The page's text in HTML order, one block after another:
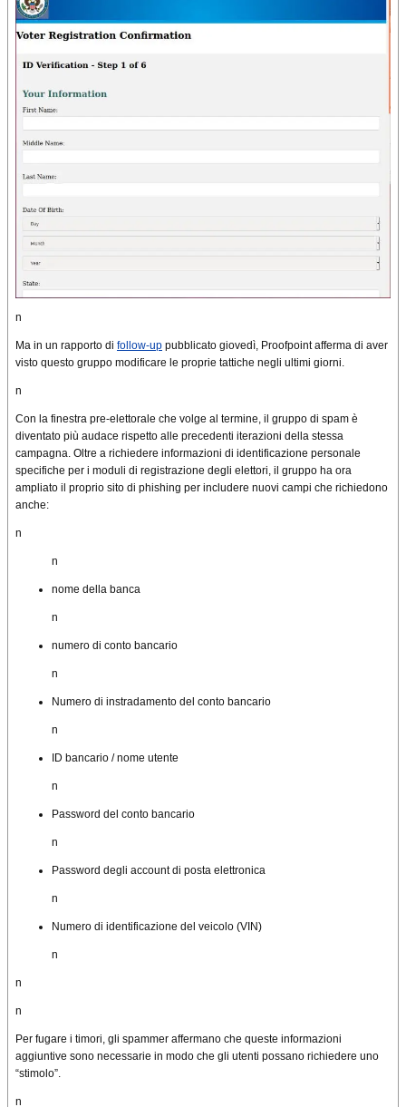
n
Ma in un rapporto di follow-up pubblicato giovedì, Proofpoint afferma di aver
visto questo gruppo modificare le proprie tattiche negli ultimi giorni.
n
Con la finestra pre-elettorale che volge al termine, il gruppo di spam è
diventato più audace rispetto alle precedenti iterazioni della stessa
campagna. Oltre a richiedere informazioni di identificazione personale
specifiche per i moduli di registrazione degli elettori, il gruppo ha ora
ampliato il proprio sito di phishing per includere nuovi campi che richiedono
anche:
n
n
nome della banca
n
numero di conto bancario
n
Numero di instradamento del conto bancario
n
ID bancario / nome utente
n
Password del conto bancario
n
Password degli account di posta elettronica
n
Numero di identificazione del veicolo (VIN)
n
n
n
Per fugare i timori, gli spammer affermano che queste informazioni
aggiuntive sono necessarie in modo che gli utenti possano richiedere uno
“stimolo”.
n